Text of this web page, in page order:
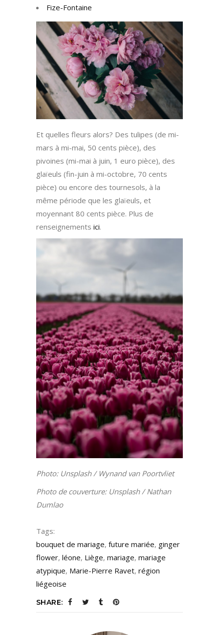
Fize-Fontaine
Et quelles fleurs alors? Des tulipes (de mi-
mars à mi-mai, 50 cents pièce), des
pivoines (mi-mai à juin, 1 euro pièce), des
glaïeuls (fin-juin à mi-octobre, 70 cents
pièce) ou encore des tournesols, à la
même période que les glaïeuls, et
moyennant 80 cents pièce. Plus de
renseignements ici.
Photo: Unsplash / Wynand van Poortvliet
Photo de couverture: Unsplash / Nathan
Dumlao
Tags:
bouquet de mariage, future mariée, ginger
flower, léone, Liège, mariage, mariage
atypique, Marie-Pierre Ravet, région
liégeoise
SHARE: